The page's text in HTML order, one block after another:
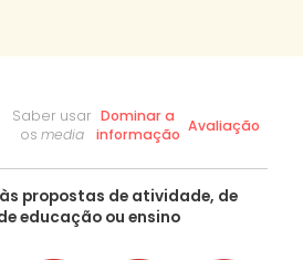
Saber usar
osmedia
Dominar a
informação Avaliação
propostas de atividade, de
educação ou ensino